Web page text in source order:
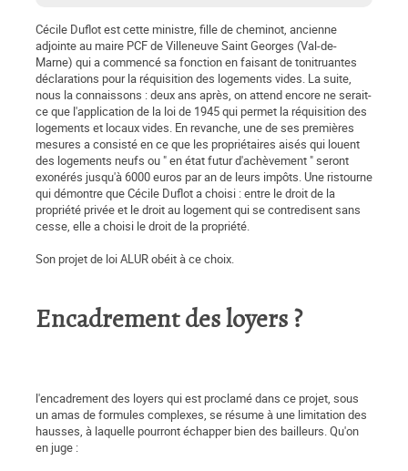
Cécile Duflot est cette ministre, fille de cheminot, ancienne
adjointe au maire PCF de Villeneuve Saint Georges (Val-de-
Marne) qui a commencé sa fonction en faisant de tonitruantes
déclarations pour la réquisition des logements vides. La suite,
nous la connaissons : deux ans après, on attend encore ne serait-
ce que l'application de la loi de 1945 qui permet la réquisition des
logements et locaux vides. En revanche, une de ses premières
mesures a consisté en ce que les propriétaires aisés qui louent
des logements neufs ou " en état futur d'achèvement " seront
exonérés jusqu'à 6000 euros par an de leurs impôts. Une ristourne
qui démontre que Cécile Duflot a choisi : entre le droit de la
propriété privée et le droit au logement qui se contredisent sans
cesse, elle a choisi le droit de la propriété.
Son projet de loi ALUR obéit à ce choix.
Encadrement des loyers ?
l'encadrement des loyers qui est proclamé dans ce projet, sous
un amas de formules complexes, se résume à une limitation des
hausses, à laquelle pourront échapper bien des bailleurs. Qu'on
en juge :